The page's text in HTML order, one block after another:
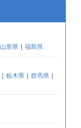
山形県 | 福島県
| 栃木県 | 群馬県 |